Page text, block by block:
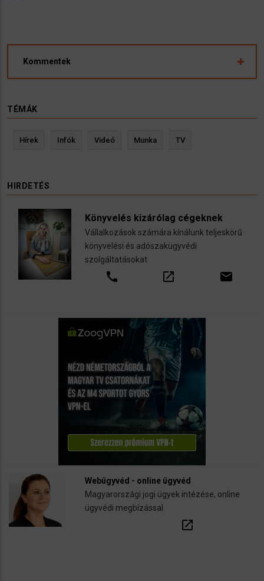
Kommentek
TÉMÁK
Hírek Infók Videó Munka TV
HIRDETÉS
Könyvelés kizárólag cégeknek
Vállalkozások számára kínálunk teljeskörű
könyvelési és adószakügyvédi
szolgáltatásokat
call open_in_new email
Webügyvéd - online ügyvéd
Magyarországi jogi ügyek intézése, online
ügyvédi megbízással
open_in_new